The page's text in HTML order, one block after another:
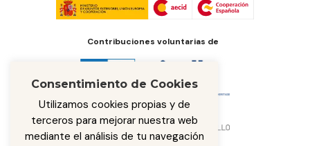
Contribuciones voluntarias de
Consentimiento de Cookies
Utilizamos cookies propias y de
terceros para mejorar nuestra web
mediante el análisis de tu navegación